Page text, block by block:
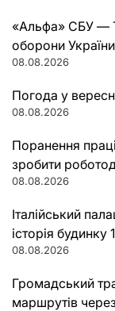
«Альфа» СБУ —
оборони
08.08.2026
Погода у
08.08.2026
Поранення
зробити
08.08.2026
Італійський
історія будинку
08.08.2026
Громадський
маршрутів